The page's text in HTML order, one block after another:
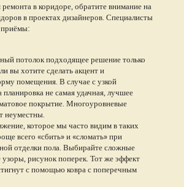
в коридоре, обратите внимание на
в проектах дизайнеров. Специалисты
потолок подходящее решение только
вы хотите сделать акцент и
помещения. В случае с узкой
планировка не самая удачная, лучшее
покрытие. Многоуровневые
неуместны.
которое мы часто видим в таких
всего «сбить» и «сломать» при
отделки пола. Выбирайте сложные
узоры, рисунок поперек. Тот же эффект
с помощью ковра с поперечным